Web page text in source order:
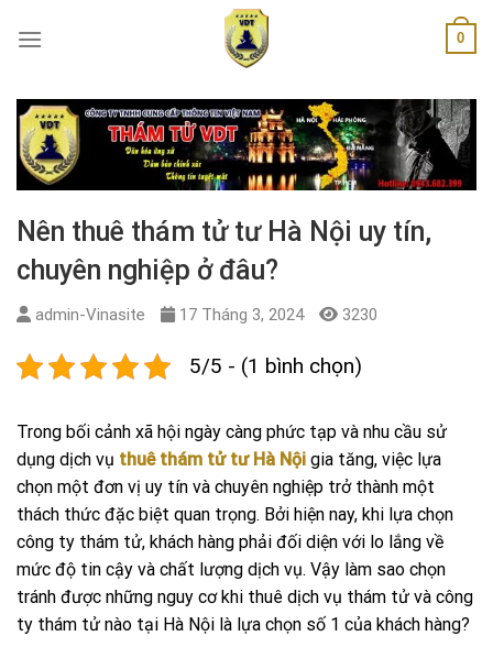
0
Nên thuê thám tử tư Hà Nội uy tín,
chuyên nghiệp ở đâu?
admin-Vinasite 17 Tháng 3, 2024 3230
5/5 - (1 bình chọn)
Trong bối cảnh xã hội ngày càng phức tạp và nhu cầu sử
dụng dịch vụ thuê thám tử tư Hà Nội gia tăng, việc lựa
chọn một đơn vị uy tín và chuyên nghiệp trở thành một
thách thức đặc biệt quan trọng. Bởi hiện nay, khi lựa chọn
công ty thám tử, khách hàng phải đối diện với lo lắng về
mức độ tin cậy và chất lượng dịch vụ. Vậy làm sao chọn
tránh được những nguy cơ khi thuê dịch vụ thám tử và công
ty thám tử nào tại Hà Nội là lựa chọn số 1 của khách hàng?